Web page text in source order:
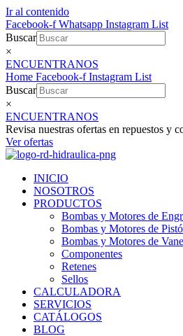
Ir al contenido
Facebook-f Whatsapp Instagram List
Buscar
×
ENCUENTRANOS
Home Facebook-f Instagram List
Buscar
×
ENCUENTRANOS
Revisa nuestras ofertas en repuestos y
Ver ofertas
INICIO
NOSOTROS
PRODUCTOS
Bombas y Motores de
Bombas y Motores de
Bombas y Motores de
Componentes
Retenes
Sellos
CALCULADORA
SERVICIOS
CATÁLOGOS
BLOG